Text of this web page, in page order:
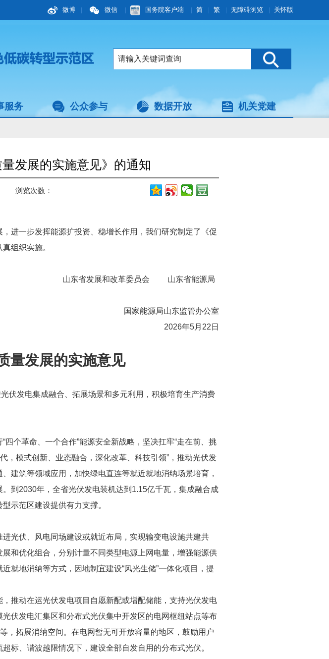
微博 | 微信 | 国务院客户端 | 简 | 繁 | 无障碍浏览 | 关怀版
服务 公众参与 数据开放 机关党建
发展的实施意见》的通知
浏览次数：
进一步发挥能源扩投资、稳增长作用，我们研究制定了《促
组织实施。
山东省发展和改革委员会 山东省能源局
国家能源局山东监管办公室
2026年5月22日
量发展的实施意见
发电集成融合、拓展场景和多元利用，积极培育生产消费
个革命、一个合作”能源安全新战略，坚决扛牢“走在前、挑
，模式创新、业态融合，深化改革、科技引领”，推动光伏发
建筑等领域应用，加快绿电直连等就近就地消纳场景培育，
到2030年，全省光伏发电装机达到1.15亿千瓦，集成融合成
示范区建设提供有力支撑。
光伏、风电同场建设或就近布局，实现输变电设施共建共
和优化组合，分别计量不同类型电源上网电量，增强能源供
就地消纳等方式，因地制宜建设“风光生储”一体化项目，提
推动在运光伏发电项目自愿新配或增配储能，支持光伏发电
伏发电汇集区和分布式光伏集中开发区的电网枢纽站点等布
，拓展消纳空间。在电网暂无可开放容量的地区，鼓励用户
标、谐波越限情况下，建设全部自发自用的分布式光伏。